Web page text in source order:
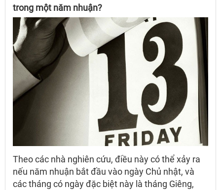
trong một năm nhuận?
Theo các nhà nghiên cứu, điều này có thể xảy ra
nếu năm nhuận bắt đầu vào ngày Chủ nhật, và
các tháng có ngày đặc biệt này là tháng Giêng,